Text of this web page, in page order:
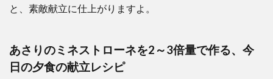
と、素敵献立に仕上がりますよ。
あさりのミネストローネを2～3倍量で作る、今
日の夕食の献立レシピ